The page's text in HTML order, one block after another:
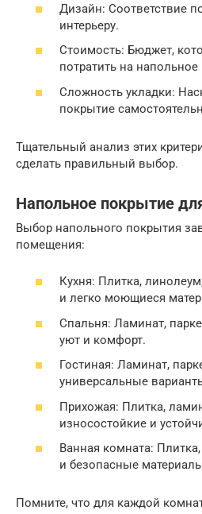
Дизайн: Соответствие
интерьеру.
Стоимость: Бюджет,
потратить на
Сложность укладки:
покрытие
Тщательный анализ этих
сделать правильный выбор.
Напольное покрытие
Выбор напольного покрытия
помещения:
Кухня: Плитка,
и легко моющиеся
Спальня: Ламинат,
уют и комфорт.
Гостиная: Ламинат,
универсальные
Прихожая: Плитка,
износостойкие и
Ванная комната:
и безопасные
Помните, что для каждой